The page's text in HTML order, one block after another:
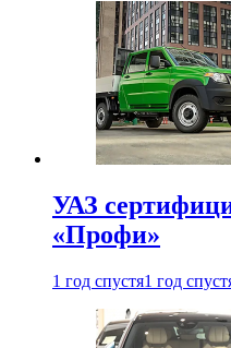
УАЗ
«Профи»
1 год спустя1 год